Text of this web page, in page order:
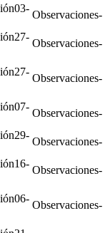
03-
-
27-
-
27-
-
07-
-
29-
-
16-
-
06-
-